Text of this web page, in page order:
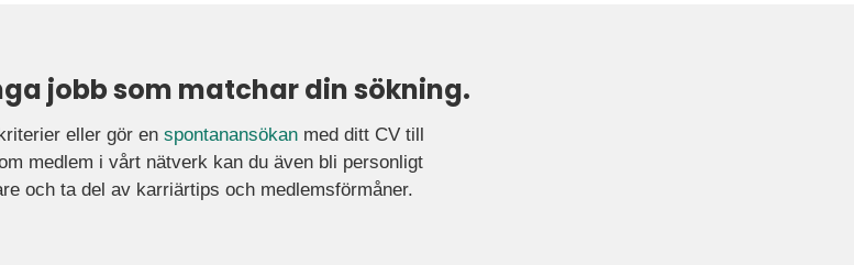
jobb som matchar din sökning.
eller gör en spontanansökan med ditt CV till
medlem i vårt nätverk kan du även bli personligt
och ta del av karriärtips och medlemsförmåner.